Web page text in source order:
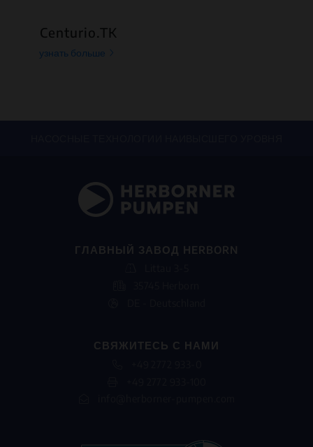
Centurio.TK
узнать больше
ГЛАВНЫЙ ЗАВОД HERBORN
СВЯЖИТЕСЬ С НАМИ